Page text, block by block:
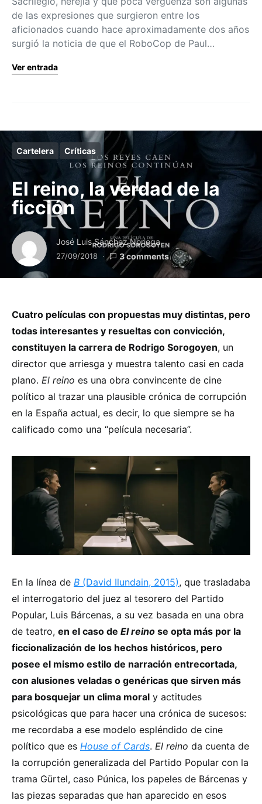
de las expresiones que surgieron entre los
aficionados cuando hace aproximadamente dos años
surgió la noticia de que el RoboCop de Paul…
Ver entrada
Cartelera Críticas
El reino, la verdad de la
ficción
José Luis Sánchez Noriega
27/09/2018 3 comments
Cuatro películas con propuestas muy distintas, pero
todas interesantes y resueltas con convicción,
constituyen la carrera de Rodrigo Sorogoyen, un
director que arriesga y muestra talento casi en cada
plano. El reino es una obra convincente de cine
político al trazar una plausible crónica de corrupción
en la España actual, es decir, lo que siempre se ha
calificado como una “película necesaria”.
En la línea de B (David Ilundain, 2015), que trasladaba
el interrogatorio del juez al tesorero del Partido
Popular, Luis Bárcenas, a su vez basada en una obra
de teatro, en el caso de El reino se opta más por la
ficcionalización de los hechos históricos, pero
posee el mismo estilo de narración entrecortada,
con alusiones veladas o genéricas que sirven más
para bosquejar un clima moral y actitudes
psicológicas que para hacer una crónica de sucesos:
me recordaba a ese modelo espléndido de cine
político que es House of Cards. El reino da cuenta de
la corrupción generalizada del Partido Popular con la
trama Gürtel, caso Púnica, los papeles de Bárcenas y
las piezas separadas que han aparecido en esos